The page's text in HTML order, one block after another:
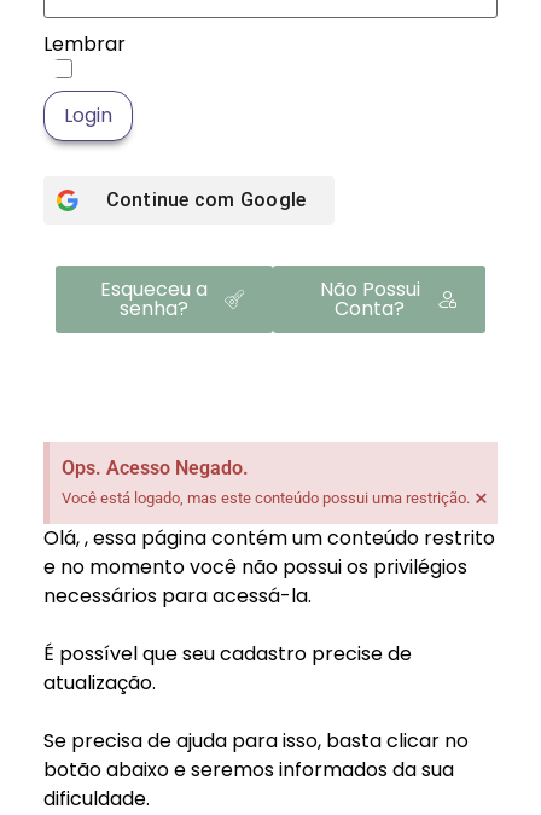
Lembrar
Login
Continue com Google
Esqueceu a
senha?
Não Possui
Conta?
Ops. Acesso Negado.
Você está logado, mas este conteúdo possui uma restrição. ×
Olá,, essa página contém um conteúdo restrito
e no momento você não possui os privilégios
necessários para acessá-la.
É possível que seu cadastro precise de
atualização.
Se precisa de ajuda para isso, basta clicar no
botão abaixo e seremos informados da sua
dificuldade.